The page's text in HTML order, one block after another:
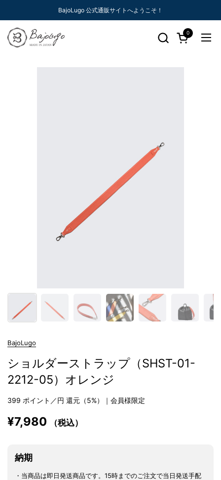
BajoLugo 公式通販サイトへようこそ！
カートを開く
0
メニ
BajoLugo
ショルダーストラップ（SHST-01-
2212-05）オレンジ
399 ポイント／円 還元（5%）｜会員様限定
¥7,980 （税込）
納期
・当商品は即日発送商品です。15時までのご注文で当日発送手配